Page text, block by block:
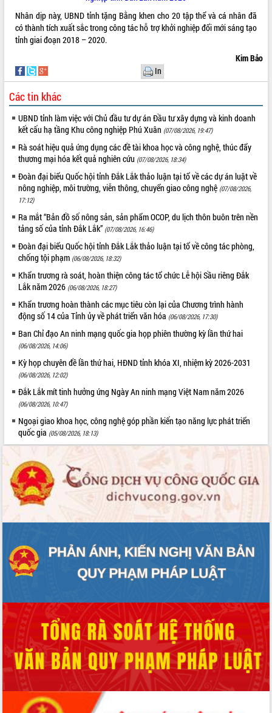
Hòn Yến phát triển du lịch gắn với bảo
tồn biển
Lấy ý kiến điều chỉnh Quy hoạch tỉnh
Đắk Lắk thời kỳ 2021-2030, tầm nhìn
Phát động chiến dịch 30 ngày đêm
giải phóng mặt bằng Tuyến đường bộ
ven biển
Đắk Lắk nỗ lực thúc đẩy tăng trưởng
kinh tế từ 10% trở lên trong Quý
II/2026
Đắk Lắk ký kết thỏa thuận hợp tác về
chuyển đổi số giai đoạn 2026 – 2030
với Tập đoàn Bưu chính Viễn thông
Việt Nam
Thứ trưởng Bộ Y tế làm việc với tỉnh
Đắk Lắk về phát triển nhân lực y tế
cho trạm y tế cấp xã
Du lịch Đắk Lắk nâng tầm trải nghiệm
du khách thông qua Hệ thống cơ sở dữ
liệu và Bản đồ số
Tập huấn ứng dụng trí tuệ nhân tạo (AI)
trong thương mại điện tử năm 2026
Đoàn đại biểu Quốc hội tỉnh Đắk Lắk
trao đổi thông tin trước Kỳ họp thứ
nhất, Quốc hội khóa XVI
Quyết liệt cải cách hành chính, khơi
thông nguồn lực phát triển
Nâng cao hiệu lực, hiệu quả HĐND
tỉnh thông qua hiện đại hóa hành chính
Xã Ea Phê gắn cải cách hành chính với
Phó Chủ tịch Thường trực UBND tỉnh
Hồ Thị Nguyên Thảo làm việc tại Trung
tâm Phục vụ hành chính công xã Ea
Phê
Xây dựng nền hành chính số đồng
hành cùng nông dân dân, doanh nghiệp
Giai đoạn 2026-2030, Đắk Lắk phấn
Chuyển đổi số 'mở đường' cho nông
nghiệp Đắk Lắk tăng trưởng bứt phá
Triển khai đồng bộ đo đạc, lập hồ sơ
Ứng dụng sinh trắc học - Bước tiến
trong hành trình chuyển đổi số tại Đắk
Lắk
Đắk Lắk nâng cao hiệu quả công tác
Đảng từ Sổ tay đảng viên điện tử
Đắk Lắk đẩy mạnh nuôi biển công
nghệ, hướng tới phát triển thủy sản
bền vững
Nhân dịp này, UBND tỉnh tặng Bằng khen cho 20 tập thể và cá nhân đã
có thành tích xuất sắc trong công tác hỗ trợ khởi nghiệp đổi mới sáng tạo
tỉnh giai đoạn 2018 – 2020.
Kim Bảo
In
Các tin khác
UBND tỉnh làm việc với Chủ đầu tư dự án Đầu tư xây dựng và kinh doanh
kết cấu hạ tầng Khu công nghiệp Phú Xuân (07/08/2026, 19:47)
Rà soát hiệu quả ứng dụng các đề tài khoa học và công nghệ, thúc đẩy
thương mại hóa kết quả nghiên cứu (07/08/2026, 18:34)
Đoàn đại biểu Quốc hội tỉnh Đắk Lắk thảo luận tại tổ về các dự án luật về
nông nghiệp, môi trường, viễn thông, chuyển giao công nghệ (07/08/2026,
17:12)
Ra mắt “Bản đồ số nông sản, sản phẩm OCOP, du lịch thôn buôn trên nền
tảng số của tỉnh Đắk Lắk” (07/08/2026, 16:46)
Đoàn đại biểu Quốc hội tỉnh Đắk Lắk thảo luận tại tổ về công tác phòng,
chống tội phạm (06/08/2026, 18:32)
Khẩn trương rà soát, hoàn thiện công tác tổ chức Lễ hội Sầu riêng Đắk
Lắk năm 2026 (06/08/2026, 18:27)
Khẩn trương hoàn thành các mục tiêu còn lại của Chương trình hành
động số 14 của Tỉnh ủy về phát triển văn hóa (06/08/2026, 17:30)
Ban Chỉ đạo An ninh mạng quốc gia họp phiên thường kỳ lần thứ hai
(06/08/2026, 14:06)
Kỳ họp chuyên đề lần thứ hai, HĐND tỉnh khóa XI, nhiệm kỳ 2026-2031
(06/08/2026, 12:02)
Đắk Lắk mít tinh hưởng ứng Ngày An ninh mạng Việt Nam năm 2026
(06/08/2026, 10:47)
Ngoại giao khoa học, công nghệ góp phần kiến tạo năng lực phát triển
quốc gia (05/08/2026, 18:13)